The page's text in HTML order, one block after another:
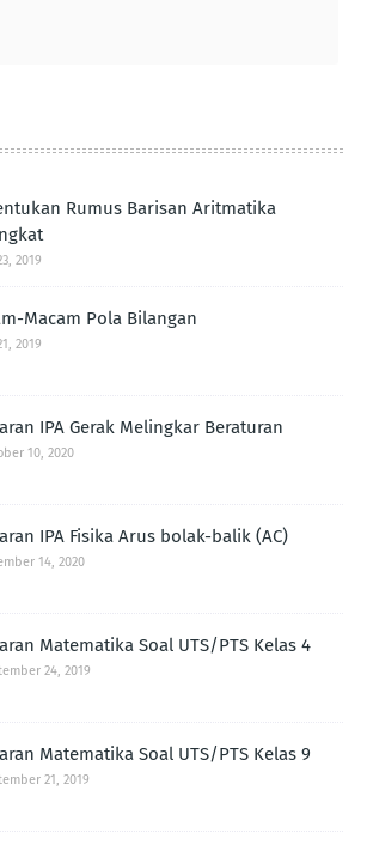
Rumus Barisan Aritmatika
2019
Macam Pola Bilangan
2019
IPA Gerak Melingkar Beraturan
10, 2020
IPA Fisika Arus bolak-balik (AC)
14, 2020
Matematika Soal UTS/PTS Kelas 4
24, 2019
Matematika Soal UTS/PTS Kelas 9
21, 2019